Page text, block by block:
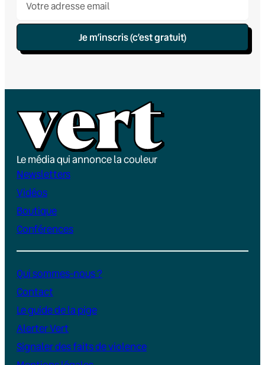
Je m’inscris (c’est gratuit)
Le média qui annonce la couleur
Newsletters
Vidéos
Boutique
Conférences
Qui sommes-nous ?
Contact
Le guide de la pige
Alerter Vert
Signaler des faits de violence